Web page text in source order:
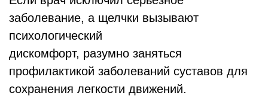
заболевание, а щелчки вызывают
психологический
дискомфорт, разумно заняться
профилактикой заболеваний суставов для
сохранения легкости движений.